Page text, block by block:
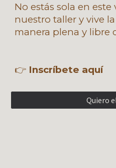
No estás sola en este
nuestro taller y vive
manera plena y libre
👉 Inscríbete aquí
Quiero